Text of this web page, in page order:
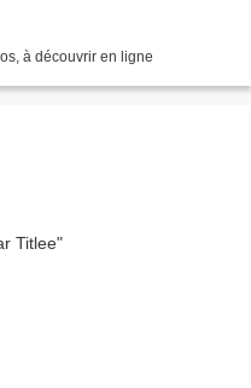
à découvrir en ligne